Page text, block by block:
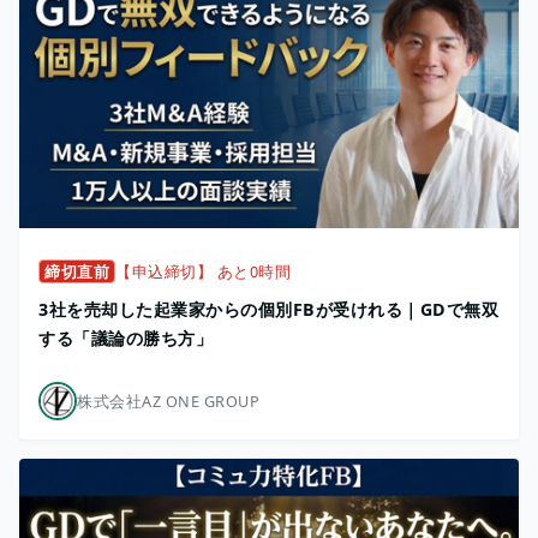
締切直前 【申込締切】 あと0時間
3社を売却した起業家からの個別FBが受けれる｜GDで無双
する「議論の勝ち方」
株式会社AZ ONE GROUP